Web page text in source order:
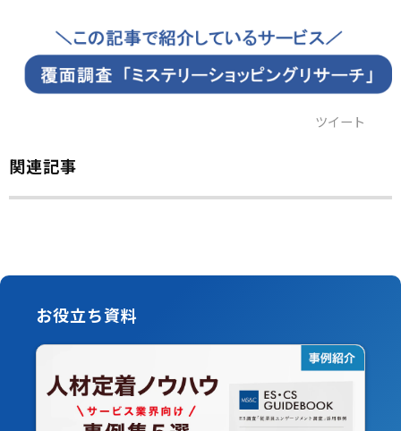
ツイート
関連記事
お役立ち資料